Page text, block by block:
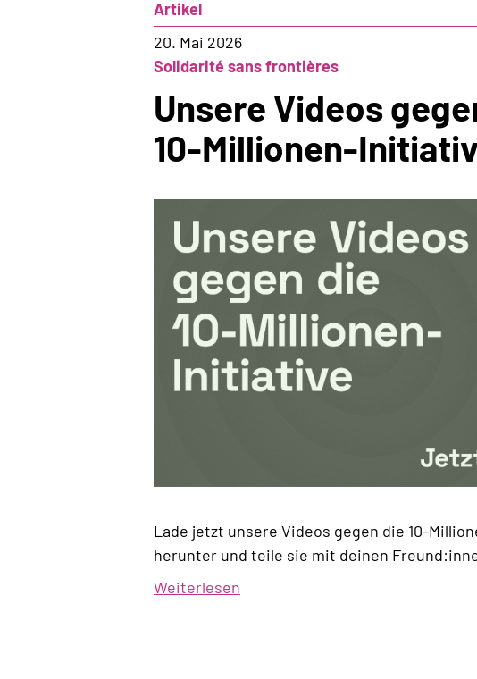
weiter!
Artikel
20. Mai 2026
Solidarité sans frontières
Unsere Videos
10-Millionen-
Lade jetzt unsere Videos gegen die 10-
herunter und teile sie mit deinen
Weiterlesen